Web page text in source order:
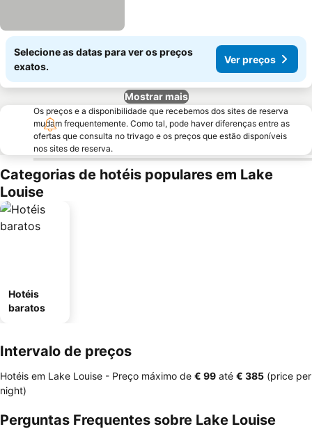
Selecione as datas para ver os preços
exatos.
Ver preços
Mostrar mais
Os preços e a disponibilidade que recebemos dos sites de reserva
mudam frequentemente. Como tal, pode haver diferenças entre as
ofertas que consulta no trivago e os preços que estão disponíveis
nos sites de reserva.
Categorias de hotéis populares em Lake
Louise
Hotéis
baratos
Intervalo de preços
Hotéis em Lake Louise - Preço máximo de ‎€ 99 até ‎€ 385 (price per
night)
Perguntas Frequentes sobre Lake Louise